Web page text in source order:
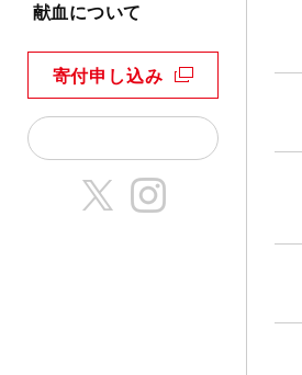
献血について
寄付申し込み